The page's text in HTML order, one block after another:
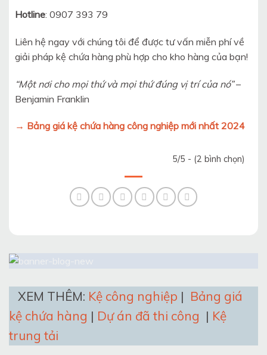
Hotline: 0907 393 79
Liên hệ ngay với chúng tôi để được tư vấn miễn phí về
giải pháp kệ chứa hàng phù hợp cho kho hàng của bạn!
“Một nơi cho mọi thứ và mọi thứ đúng vị trí của nó”–
Benjamin Franklin
→ Bảng giá kệ chứa hàng công nghiệp mới nhất 2024
5/5 - (2 bình chọn)
XEM THÊM: Kệ công nghiệp | Bảng giá
kệ chứa hàng | Dự án đã thi công | Kệ
trung tải